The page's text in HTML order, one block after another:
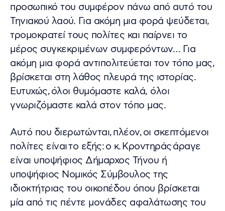
προσωπικό του συμφέρον πάνω από αυτό του
Τηνιακού λαού. Για ακόμη μια φορά ψεύδεται,
τρομοκρατεί τους πολίτες και παίρνει το
μέρος συγκεκριμένων συμφερόντων… Για
ακόμη μια φορά αντιπολιτεύεται τον τόπο μας,
βρίσκεται στη λάθος πλευρά της ιστορίας.
Ευτυχώς, όλοι θυμόμαστε καλά, όλοι
γνωριζόμαστε καλά στον τόπο μας.
Αυτό που διερωτώνται, πλέον, οι σκεπτόμενοι
πολίτες είναι το εξής: ο κ. Κροντηράς άραγε
είναι υποψήφιος Δήμαρχος Τήνου ή
υποψήφιος Νομικός Σύμβουλος της
ιδιοκτήτριας του οικοπέδου όπου βρίσκεται
μία από τις πέντε μονάδες αφαλάτωσης του